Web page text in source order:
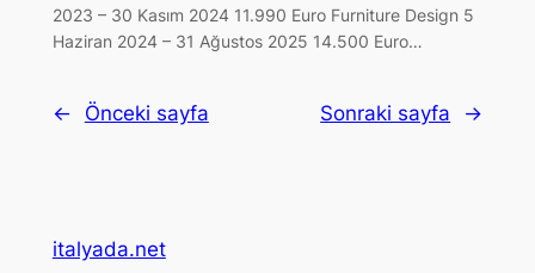
2023 – 30 Kasım 2024 11.990 Euro Furniture Design 5
Haziran 2024 – 31 Ağustos 2025 14.500 Euro…
← Önceki sayfa Sonraki sayfa →
italyada.net